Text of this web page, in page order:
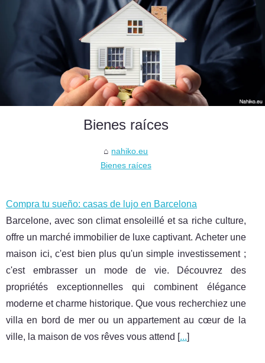
Bienes raíces
nahiko.eu
Bienes raíces
Compra tu sueño: casas de lujo en Barcelona
Barcelone, avec son climat ensoleillé et sa riche culture,
offre un marché immobilier de luxe captivant. Acheter une
maison ici, c'est bien plus qu'un simple investissement ;
c'est embrasser un mode de vie. Découvrez des
propriétés exceptionnelles qui combinent élégance
moderne et charme historique. Que vous recherchiez une
villa en bord de mer ou un appartement au cœur de la
ville, la maison de vos rêves vous attend [...]